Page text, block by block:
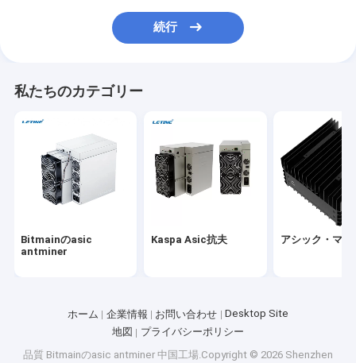
わたしたち に つい て
品質管理
ニュース
事件
アシック・マイナー
続行
私たちのカテゴリー
Bitmainのasic
antminer
Kaspa Asic抗夫 アシック・マイ
ホーム 企業情報 お問い合わせ
Desktop Site
地図
プライバシーポリシー
品質 Bitmainのasic antminer 中国工場.Copyright © 2026 Shenzhen